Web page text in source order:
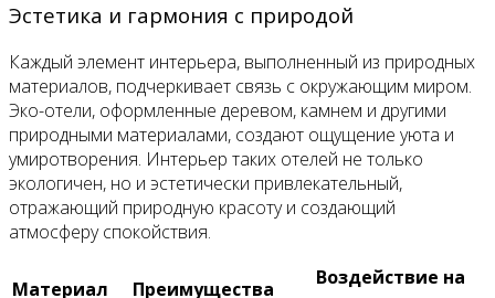
Эстетика и гармония с природой
Каждый элемент интерьера, выполненный из природных
материалов, подчеркивает связь с окружающим миром.
Эко-отели, оформленные деревом, камнем и другими
природными материалами, создают ощущение уюта и
умиротворения. Интерьер таких отелей не только
экологичен, но и эстетически привлекательный,
отражающий природную красоту и создающий
атмосферу спокойствия.
Материал Преимущества
Воздействие на